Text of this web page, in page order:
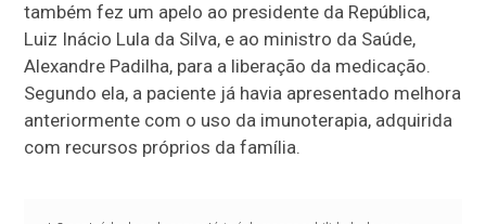
também fez um apelo ao presidente da República,
Luiz Inácio Lula da Silva, e ao ministro da Saúde,
Alexandre Padilha, para a liberação da medicação.
Segundo ela, a paciente já havia apresentado melhora
anteriormente com o uso da imunoterapia, adquirida
com recursos próprios da família.